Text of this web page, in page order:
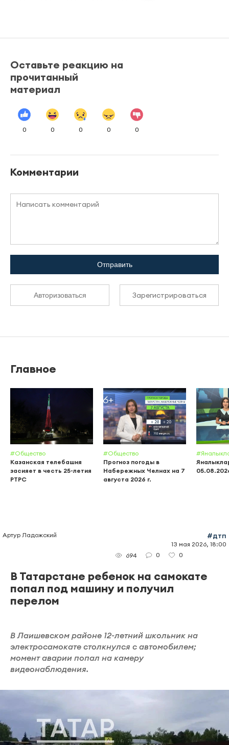
Оставьте реакцию на
прочитанный
материал
0 0 0 0 0
Комментарии
Отправить
Авторизоваться Зарегистрироваться
Главное
#Общество
Казанская телебашня
засияет в честь 25-летия
РТРС
#Общество
Прогноз погоды в
Набережных Челнах на 7
августа 2026 г.
Артур Ладожский #дтп
13 мая 2026, 18:00
694
0 0
В Татарстане ребенок на самокате
попал под машину и получил
перелом
В Лаишевском районе 12-летний школьник на
электросамокате столкнулся с автомобилем;
момент аварии попал на камеру
видеонаблюдения.